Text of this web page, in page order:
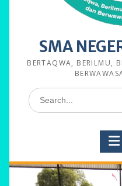
SMA
BERTAQWA, BERILMU,
Search
for: